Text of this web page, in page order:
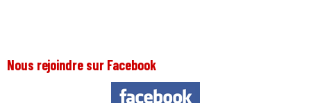
Nous rejoindre sur Facebook